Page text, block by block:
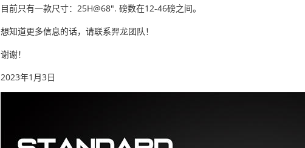
目前只有一款尺寸：25H@68". 磅数在12-46磅之间。
想知道更多信息的话，请联系羿龙团队！
谢谢！
2023年1月3日